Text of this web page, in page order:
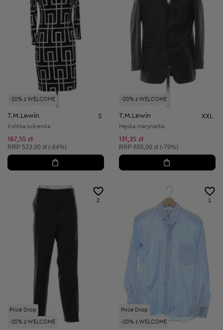
-20% z WELCOME
T.M.Lewin S
Krótka sukienka
187,55 zł
Cena sugerowana:
RRP 523,00 zł (-64%)
-20% z WELCOME
T.M.Lewin XXL
Męska marynarka
131,25 zł
Cena sugerowana:
RRP 655,00 zł (-79%)
Price Drop
-20% z WELCOME
2
Price Drop
-20% z WELCOME
1